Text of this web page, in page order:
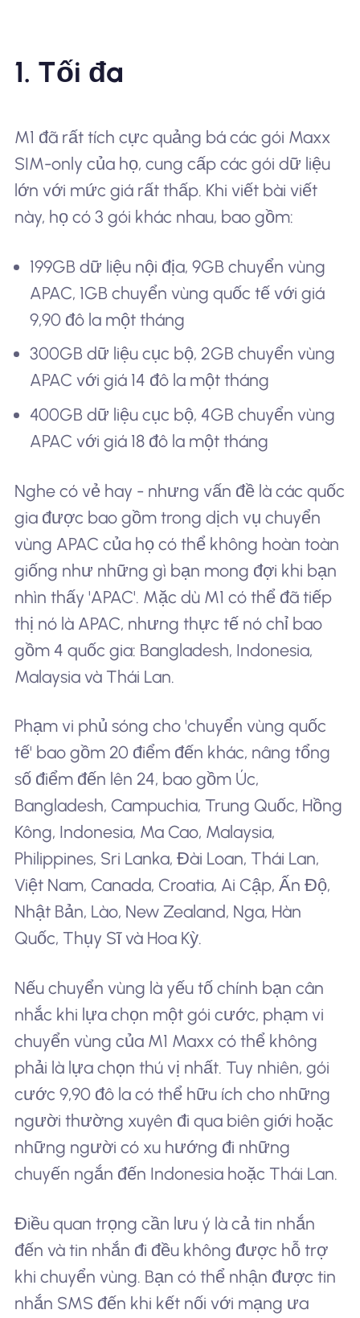
1. Tối đa
M1 đã rất tích cực quảng bá các gói Maxx
SIM-only của họ, cung cấp các gói dữ liệu
lớn với mức giá rất thấp. Khi viết bài viết
này, họ có 3 gói khác nhau, bao gồm:
199GB dữ liệu nội địa, 9GB chuyển vùng
APAC, 1GB chuyển vùng quốc tế với giá
9,90 đô la một tháng
300GB dữ liệu cục bộ, 2GB chuyển vùng
APAC với giá 14 đô la một tháng
400GB dữ liệu cục bộ, 4GB chuyển vùng
APAC với giá 18 đô la một tháng
Nghe có vẻ hay - nhưng vấn đề là các quốc
gia được bao gồm trong dịch vụ chuyển
vùng APAC của họ có thể không hoàn toàn
giống như những gì bạn mong đợi khi bạn
nhìn thấy 'APAC'. Mặc dù M1 có thể đã tiếp
thị nó là APAC, nhưng thực tế nó chỉ bao
gồm 4 quốc gia: Bangladesh, Indonesia,
Malaysia và Thái Lan.
Phạm vi phủ sóng cho 'chuyển vùng quốc
tế' bao gồm 20 điểm đến khác, nâng tổng
số điểm đến lên 24, bao gồm Úc,
Bangladesh, Campuchia, Trung Quốc, Hồng
Kông, Indonesia, Ma Cao, Malaysia,
Philippines, Sri Lanka, Đài Loan, Thái Lan,
Việt Nam, Canada, Croatia, Ai Cập, Ấn Độ,
Nhật Bản, Lào, New Zealand, Nga, Hàn
Quốc, Thụy Sĩ và Hoa Kỳ.
Nếu chuyển vùng là yếu tố chính bạn cân
nhắc khi lựa chọn một gói cước, phạm vi
chuyển vùng của M1 Maxx có thể không
phải là lựa chọn thú vị nhất. Tuy nhiên, gói
cước 9,90 đô la có thể hữu ích cho những
người thường xuyên đi qua biên giới hoặc
những người có xu hướng đi những
chuyến ngắn đến Indonesia hoặc Thái Lan.
Điều quan trọng cần lưu ý là cả tin nhắn
đến và tin nhắn đi đều không được hỗ trợ
khi chuyển vùng. Bạn có thể nhận được tin
nhắn SMS đến khi kết nối với mạng ưa